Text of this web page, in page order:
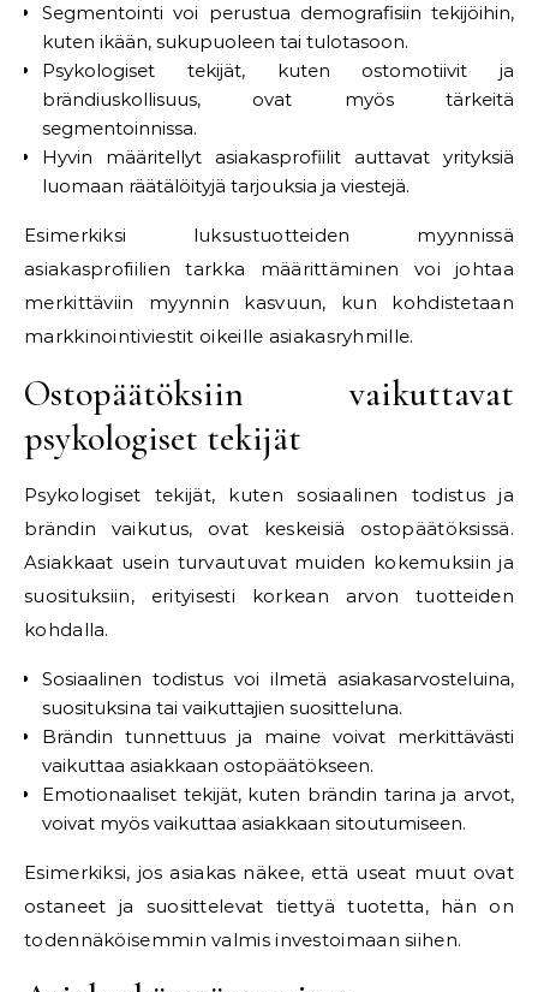
Segmentointi voi perustua demografisiin tekijöihin,
kuten ikään, sukupuoleen tai tulotasoon.
Psykologiset tekijät, kuten ostomotiivit ja
brändiuskollisuus, ovat myös tärkeitä
segmentoinnissa.
Hyvin määritellyt asiakasprofiilit auttavat yrityksiä
luomaan räätälöityjä tarjouksia ja viestejä.
Esimerkiksi luksustuotteiden myynnissä
asiakasprofiilien tarkka määrittäminen voi johtaa
merkittäviin myynnin kasvuun, kun kohdistetaan
markkinointiviestit oikeille asiakasryhmille.
Ostopäätöksiin vaikuttavat
psykologiset tekijät
Psykologiset tekijät, kuten sosiaalinen todistus ja
brändin vaikutus, ovat keskeisiä ostopäätöksissä.
Asiakkaat usein turvautuvat muiden kokemuksiin ja
suosituksiin, erityisesti korkean arvon tuotteiden
kohdalla.
Sosiaalinen todistus voi ilmetä asiakasarvosteluina,
suosituksina tai vaikuttajien suositteluna.
Brändin tunnettuus ja maine voivat merkittävästi
vaikuttaa asiakkaan ostopäätökseen.
Emotionaaliset tekijät, kuten brändin tarina ja arvot,
voivat myös vaikuttaa asiakkaan sitoutumiseen.
Esimerkiksi, jos asiakas näkee, että useat muut ovat
ostaneet ja suosittelevat tiettyä tuotetta, hän on
todennäköisemmin valmis investoimaan siihen.